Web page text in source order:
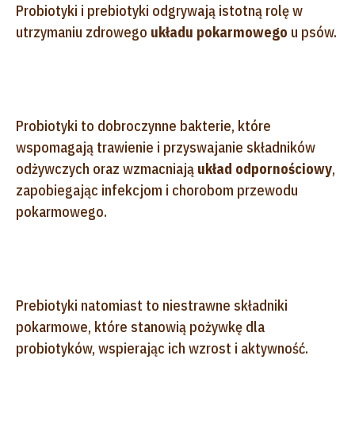
Probiotyki i prebiotyki odgrywają istotną rolę w
utrzymaniu zdrowego układu pokarmowego u psów.
Probiotyki to dobroczynne bakterie, które
wspomagają trawienie i przyswajanie składników
odżywczych oraz wzmacniają układ odpornościowy,
zapobiegając infekcjom i chorobom przewodu
pokarmowego.
Prebiotyki natomiast to niestrawne składniki
pokarmowe, które stanowią pożywkę dla
probiotyków, wspierając ich wzrost i aktywność.